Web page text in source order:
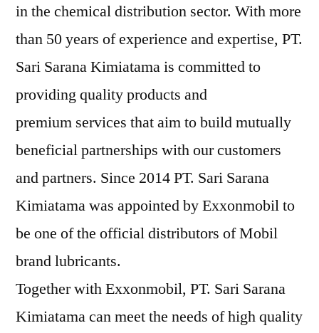
in the chemical distribution sector. With more
than 50 years of experience and expertise, PT.
Sari Sarana Kimiatama is committed to
providing quality products and
premium services that aim to build mutually
beneficial partnerships with our customers
and partners. Since 2014 PT. Sari Sarana
Kimiatama was appointed by Exxonmobil to
be one of the official distributors of Mobil
brand lubricants.
Together with Exxonmobil, PT. Sari Sarana
Kimiatama can meet the needs of high quality